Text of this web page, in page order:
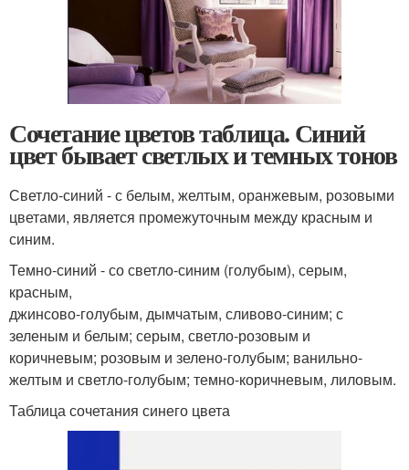
Сочетание цветов таблица. Синий
цвет бывает светлых и темных тонов
Светло-синий - с белым, желтым, оранжевым, розовыми
цветами, является промежуточным между красным и
синим.
Темно-синий - со светло-синим (голубым), серым,
красным,
джинсово-голубым, дымчатым, сливово-синим; с
зеленым и белым; серым, светло-розовым и
коричневым; розовым и зелено-голубым; ванильно-
желтым и светло-голубым; темно-коричневым, лиловым.
Таблица сочетания синего цвета